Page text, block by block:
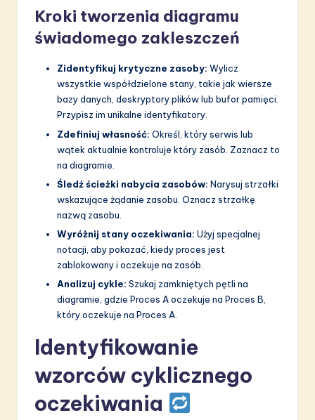
Kroki tworzenia diagramu
świadomego zakleszczeń
Zidentyfikuj krytyczne zasoby: Wylicz
wszystkie współdzielone stany, takie jak wiersze
bazy danych, deskryptory plików lub bufor pamięci.
Przypisz im unikalne identyfikatory.
Zdefiniuj własność: Określ, który serwis lub
wątek aktualnie kontroluje który zasób. Zaznacz to
na diagramie.
Śledź ścieżki nabycia zasobów: Narysuj strzałki
wskazujące żądanie zasobu. Oznacz strzałkę
nazwą zasobu.
Wyróżnij stany oczekiwania: Użyj specjalnej
notacji, aby pokazać, kiedy proces jest
zablokowany i oczekuje na zasób.
Analizuj cykle: Szukaj zamkniętych pętli na
diagramie, gdzie Proces A oczekuje na Proces B,
który oczekuje na Proces A.
Identyfikowanie
wzorców cyklicznego
oczekiwania